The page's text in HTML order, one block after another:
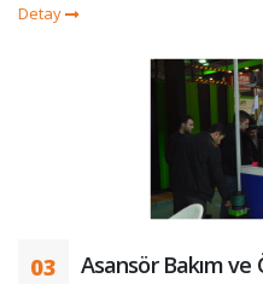
Detay
03 Asansör Bakım ve